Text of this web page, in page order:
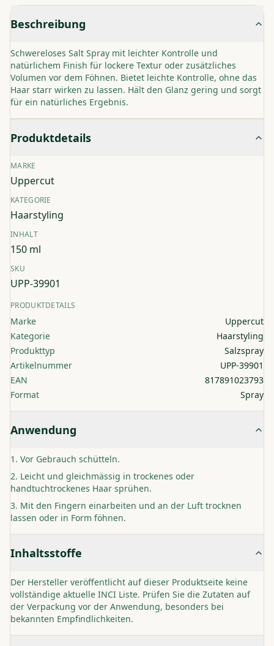
Beschreibung
Schwereloses Salt Spray mit leichter Kontrolle und
natürlichem Finish für lockere Textur oder zusätzliches
Volumen vor dem Föhnen. Bietet leichte Kontrolle, ohne das
Haar starr wirken zu lassen. Hält den Glanz gering und sorgt
für ein natürliches Ergebnis.
Produktdetails
MARKE
Uppercut
KATEGORIE
Haarstyling
INHALT
150 ml
SKU
UPP-39901
PRODUKTDETAILS
Marke
Uppercut
Kategorie
Haarstyling
Produkttyp
Salzspray
Artikelnummer
UPP-39901
EAN
817891023793
Format
Spray
Anwendung
Vor Gebrauch schütteln.
Leicht und gleichmässig in trockenes oder
handtuchtrockenes Haar sprühen.
Mit den Fingern einarbeiten und an der Luft trocknen
lassen oder in Form föhnen.
Inhaltsstoffe
Der Hersteller veröffentlicht auf dieser Produktseite keine
vollständige aktuelle INCI Liste. Prüfen Sie die Zutaten auf
der Verpackung vor der Anwendung, besonders bei
bekannten Empfindlichkeiten.